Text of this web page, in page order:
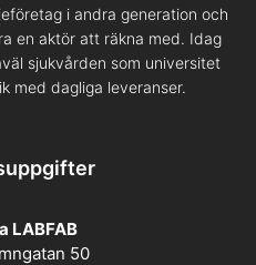
i andra generation och
en aktör att räkna med. Idag
sjukvården som universitet
med dagliga leveranser.
LABFAB
50